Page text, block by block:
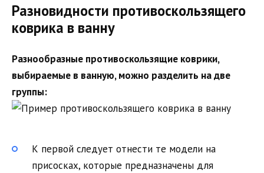
Разновидности противоскользящего
коврика в ванну
Разнообразные противоскользящие коврики,
выбираемые в ванную, можно разделить на две
группы:
К первой следует отнести те модели на
присосках, которые предназначены для